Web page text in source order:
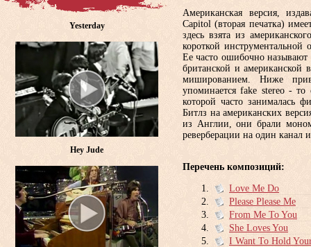
Американская версия,
Capitol (вторая печатка)
здесь взята из
короткой инструментальной
Ее часто ошибочно
британской и американской
мишированием. Ниже
упоминается fake stereo - то
которой часто занималась
Битлз на американских
из Англии, они брали
реверберации на один
Перечень композиций:
Love Me Do
Please Please Me
From Me To You
She Loves You
I Want To Hold
Yesterday
Hey Jude